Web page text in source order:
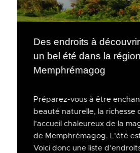
Des endroits à
un bel été dans la
Memphrémagog
Préparez-vous à être
beauté naturelle, la richesse
l’accueil chaleureux de la
de Memphrémagog. L’été
Voici donc une liste